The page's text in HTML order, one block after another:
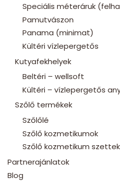
Speciális méteráruk
Pamutvászon
Panama (minimat)
Kültéri vízlepergetős
Kutyafekhelyek
Beltéri – wellsoft
Kültéri – vízlepergetős
Szőlő termékek
Szőlőlé
Szőlő kozmetikumok
Szőlő kozmetikum szettek
Partnerajánlatok
Blog